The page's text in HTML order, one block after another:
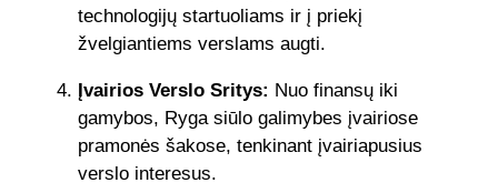
technologijų startuoliams ir į priekį
žvelgiantiems verslams augti.
Įvairios Verslo Sritys: Nuo finansų iki
gamybos, Ryga siūlo galimybes įvairiose
pramonės šakose, tenkinant įvairiapusius
verslo interesus.